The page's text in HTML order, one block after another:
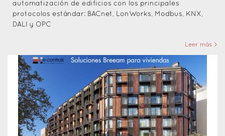
automatización de edificios con los principales
protocolos estándar: BACnet, LonWorks, Modbus, KNX,
DALI y OPC
Leer más >